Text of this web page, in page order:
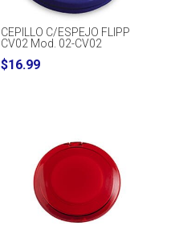
CEPILLO C/ESPEJO FLIPP
CV02 Mod. 02-CV02
$16.99